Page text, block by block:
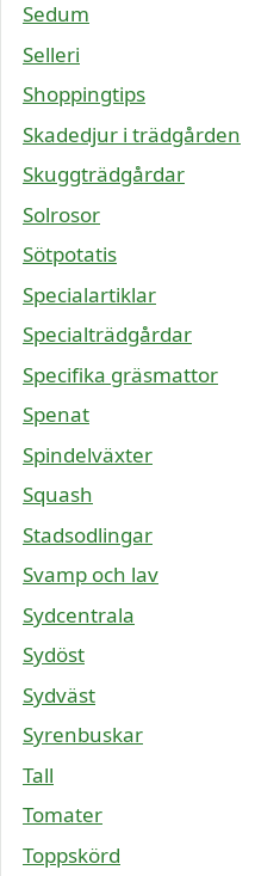
Sedum
Selleri
Shoppingtips
Skadedjur i trädgården
Skuggträdgårdar
Solrosor
Sötpotatis
Specialartiklar
Specialträdgårdar
Specifika gräsmattor
Spenat
Spindelväxter
Squash
Stadsodlingar
Svamp och lav
Sydcentrala
Sydöst
Sydväst
Syrenbuskar
Tall
Tomater
Toppskörd